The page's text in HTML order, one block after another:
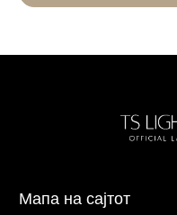
Мапа на сајтот